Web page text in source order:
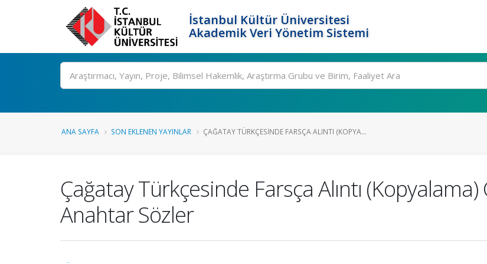
İstanbul Kültür Üniversitesi
Akademik Veri Yönetim Sistemi
Ara
ANA SAYFA SON EKLENEN YAYINLAR ÇAĞATAY TÜRKÇESINDE FARSÇA ALINTI (KOPYA...
Çağatay Türkçesinde Farsça Alıntı (Kopyalama)
Anahtar Sözler